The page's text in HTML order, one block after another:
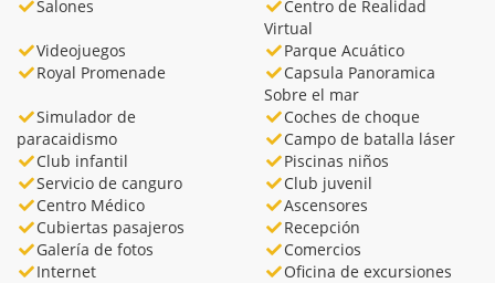
Salones
Centro de Realidad
Virtual
Videojuegos
Parque Acuático
Royal Promenade
Capsula Panoramica
Sobre el mar
Simulador de
paracaidismo
Coches de choque
Campo de batalla láser
Club infantil
Piscinas niños
Servicio de canguro
Club juvenil
Centro Médico
Ascensores
Cubiertas pasajeros
Recepción
Galería de fotos
Comercios
Internet
Oficina de excursiones